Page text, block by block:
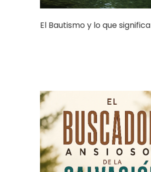
El Bautismo y lo que significa